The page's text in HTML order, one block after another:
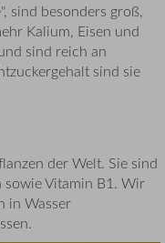
sind besonders groß,
Kalium, Eisen und
sind reich an
sind sie
der Welt. Sie sind
sowie Vitamin B1. Wir
in Wasser